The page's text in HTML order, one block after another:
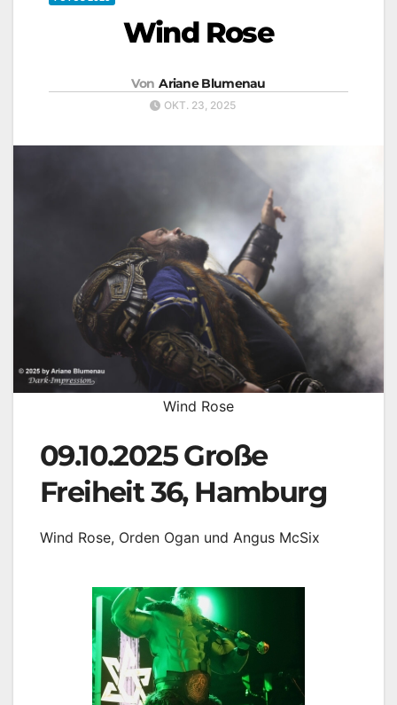
Wind Rose
Von Ariane Blumenau
OKT. 23, 2025
Wind Rose
09.10.2025 Große
Freiheit 36, Hamburg
Wind Rose, Orden Ogan und Angus McSix